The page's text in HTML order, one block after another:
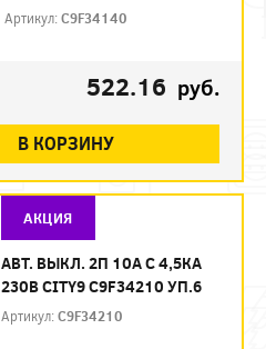
Артикул:C9F34140
522.16 руб.
В КОРЗИНУ
АКЦИЯ
АВТ. ВЫКЛ. 2П 10А С 4,5КА
230В CITY9 C9F34210 УП.6
Артикул:C9F34210